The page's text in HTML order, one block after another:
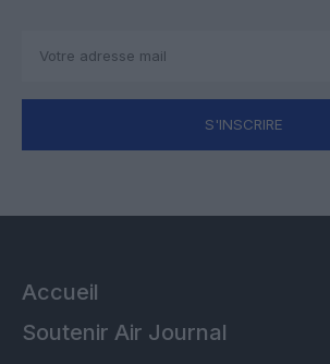
S'INSCRIRE
Accueil
Soutenir Air Journal